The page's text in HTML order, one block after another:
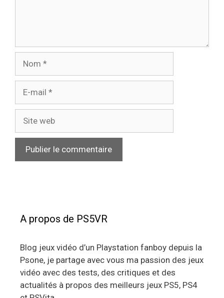
A propos de PS5VR
Blog jeux vidéo d’un Playstation fanboy depuis la
Psone, je partage avec vous ma passion des jeux
vidéo avec des tests, des critiques et des
actualités à propos des meilleurs jeux PS5, PS4